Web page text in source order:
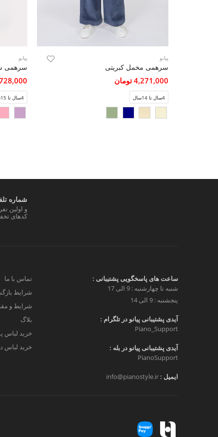
پیانو
سرهمی مخمل کبریتی
4,271,000 تومان
4سال تا 14سال
پیانو
سرهمی
4,728,000
4سال تا 15سال
شماره
و اولین
کدهای
ساعت های پاسخگویی پشتیبانی :
شنبه تا چهارشنبه : 9 الی 17
پنجشنبه : 9 الی 14
آیدی پشتیبانی پیانو در تلگرام :
Piano_Support
آیدی پشتیبانی پیانو در بله :
PianoSupport
ایمیل : info@pianostyle.ir
تماس با ما
شرایط
شرایط و
بلاگ
خرید لباس
خرید لباس